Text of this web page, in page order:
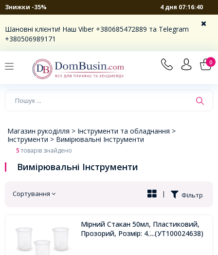
Знижки -35% 4 дня 07:16:40
Шановні клієнти! Наш Viber +380685472889 та Telegram
+380506989171
0
×
Магазин рукоділля > Інструменти та обладнання >
Інструменти > Вимірювальні Інструменти
5товарів знайдено
Вимірювальні Інструменти
Сортування Фільтр
|
Мірний Стакан 50мл, Пластиковий,
Прозорий, Розмір: 4.2-4.9x6.2см
...(УТ100024638)